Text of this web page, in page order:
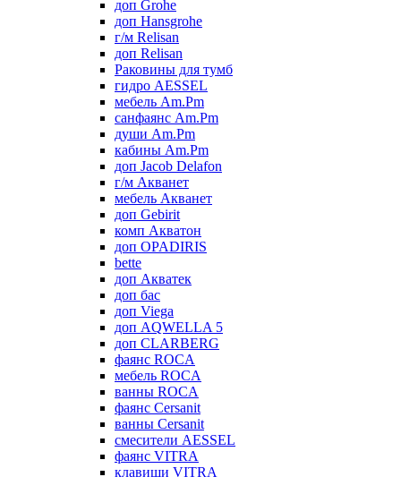
доп Grohe
доп Hansgrohe
г/м Relisan
доп Relisan
Раковины для тумб
гидро AESSEL
мебель Am.Pm
санфаянс Am.Pm
души Am.Pm
кабины Am.Pm
доп Jacob Delafon
г/м Акванет
мебель Акванет
доп Gebirit
комп Акватон
доп OPADIRIS
bette
доп Акватек
доп бас
доп Viega
доп AQWELLA 5
доп CLARBERG
фаянс ROCA
мебель ROCA
ванны ROCA
фаянс Cersanit
ванны Cersanit
смесители AESSEL
фаянс VITRA
клавиши VITRA